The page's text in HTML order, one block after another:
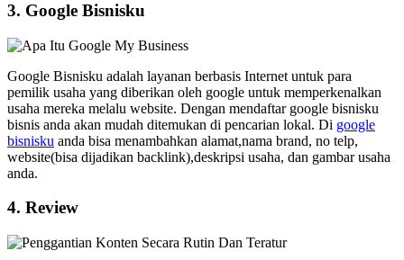
3. Google Bisnisku
Google Bisnisku adalah layanan berbasis Internet untuk para
pemilik usaha yang diberikan oleh google untuk memperkenalkan
usaha mereka melalu website. Dengan mendaftar google bisnisku
bisnis anda akan mudah ditemukan di pencarian lokal. Di google
bisnisku anda bisa menambahkan alamat,nama brand, no telp,
website(bisa dijadikan backlink),deskripsi usaha, dan gambar usaha
anda.
4. Review